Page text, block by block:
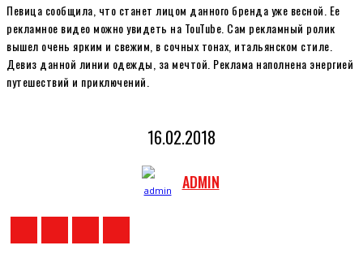
Певица сообщила, что станет лицом данного бренда уже весной. Ее
рекламное видео можно увидеть на TouTube. Сам рекламный ролик
вышел очень ярким и свежим, в сочных тонах, итальянском стиле.
Девиз данной линии одежды, за мечтой. Реклама наполнена энергией
путешествий и приключений.
16.02.2018
ADMIN